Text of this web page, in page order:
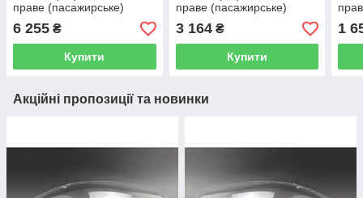
праве (пасажирське)
6 255 ₴
Купити
праве (пасажирське)
3 164₴
Купити
1
Акційні пропозиції та новинки